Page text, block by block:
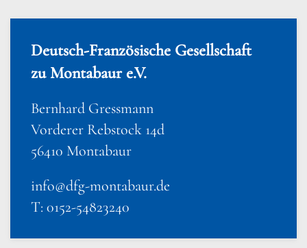
Deutsch-Französische Gesellschaft
zu Montabaur e.V.
Bernhard Gressmann
Vorderer Rebstock 14d
56410 Montabaur
info@dfg-montabaur.de
T: 0152-54823240